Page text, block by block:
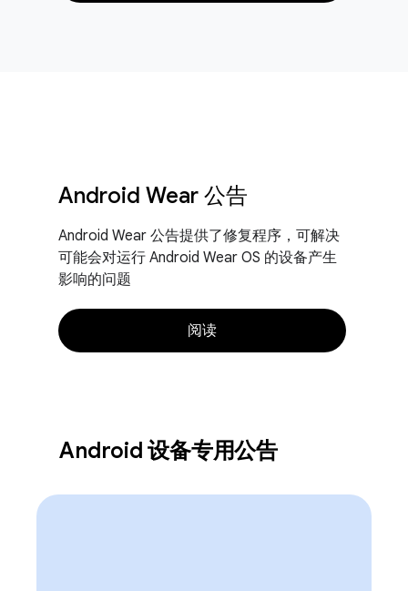
Android Wear 公告
Android Wear 公告提供了修复程序，可解决
可能会对运行 Android Wear OS 的设备产生
影响的问题
阅读
Android 设备专用公告